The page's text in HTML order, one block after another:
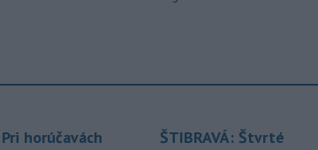
Pri horúčavách
ŠTIBRAVÁ: Štvrté